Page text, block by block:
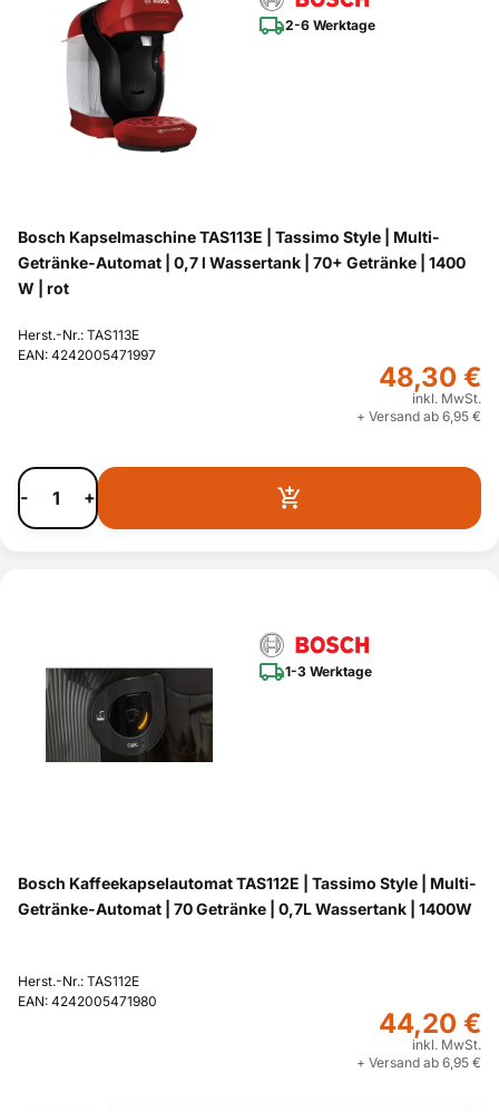
2-6 Werktage
Bosch Kapselmaschine TAS113E | Tassimo Style | Multi-
Getränke-Automat | 0,7 l Wassertank | 70+ Getränke | 1400
W | rot
Herst.-Nr.: TAS113E
EAN: 4242005471997
48,30 €
inkl. MwSt.
+ Versand ab 6,95 €
- +
1-3 Werktage
Bosch Kaffeekapselautomat TAS112E | Tassimo Style | Multi-
Getränke-Automat | 70 Getränke | 0,7L Wassertank | 1400W
Herst.-Nr.: TAS112E
EAN: 4242005471980
44,20 €
inkl. MwSt.
+ Versand ab 6,95 €